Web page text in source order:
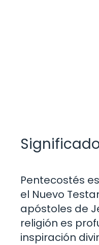
Pentecostés
el Nuevo
apóstoles de
religión es
inspiración